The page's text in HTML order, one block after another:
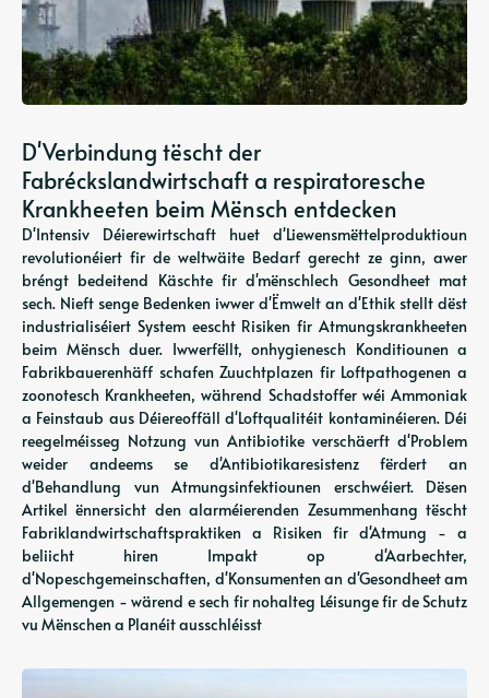
D'Verbindung tëscht der
Fabréckslandwirtschaft a respiratoresche
Krankheeten beim Mënsch entdecken
D'Intensiv Déierewirtschaft huet d'Liewensmëttelproduktioun
revolutionéiert fir de weltwäite Bedarf gerecht ze ginn, awer
bréngt bedeitend Käschte fir d'mënschlech Gesondheet mat
sech. Nieft senge Bedenken iwwer d'Ëmwelt an d'Ethik stellt dëst
industrialiséiert System eescht Risiken fir Atmungskrankheeten
beim Mënsch duer. Iwwerfëllt, onhygienesch Konditiounen a
Fabrikbauerenhäff schafen Zuuchtplazen fir Loftpathogenen a
zoonotesch Krankheeten, während Schadstoffer wéi Ammoniak
a Feinstaub aus Déiereoffäll d'Loftqualitéit kontaminéieren. Déi
reegelméisseg Notzung vun Antibiotike verschäerft d'Problem
weider andeems se d'Antibiotikaresistenz fërdert an
d'Behandlung vun Atmungsinfektiounen erschwéiert. Dësen
Artikel ënnersicht den alarméierenden Zesummenhang tëscht
Fabriklandwirtschaftspraktiken a Risiken fir d'Atmung - a
beliicht hiren Impakt op d'Aarbechter,
d'Nopeschgemeinschaften, d'Konsumenten an d'Gesondheet am
Allgemengen - wärend e sech fir nohalteg Léisunge fir de Schutz
vu Mënschen a Planéit ausschléisst